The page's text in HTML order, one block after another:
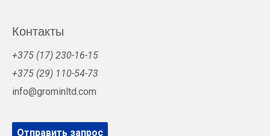
Контакты
+375 (17) 230-16-15
+375 (29) 110-54-73
info@grominltd.com
Отправить запрос